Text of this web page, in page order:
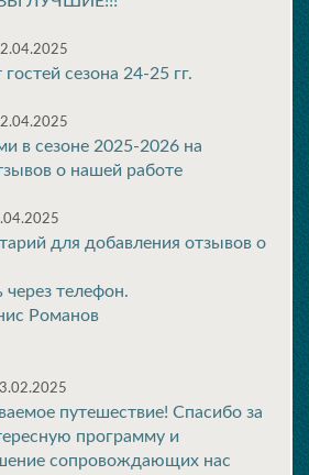
сезона 24-25 гг.
в сезоне 2025-2026 на
о нашей работе
для добавления отзывов о
телефон.
Романов
путешествие! Спасибо за
программу и
сопровождающих нас